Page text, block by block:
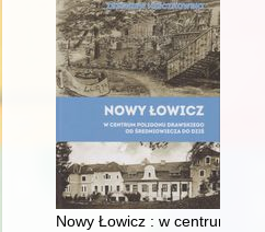
Nowy Łowicz : w centrum